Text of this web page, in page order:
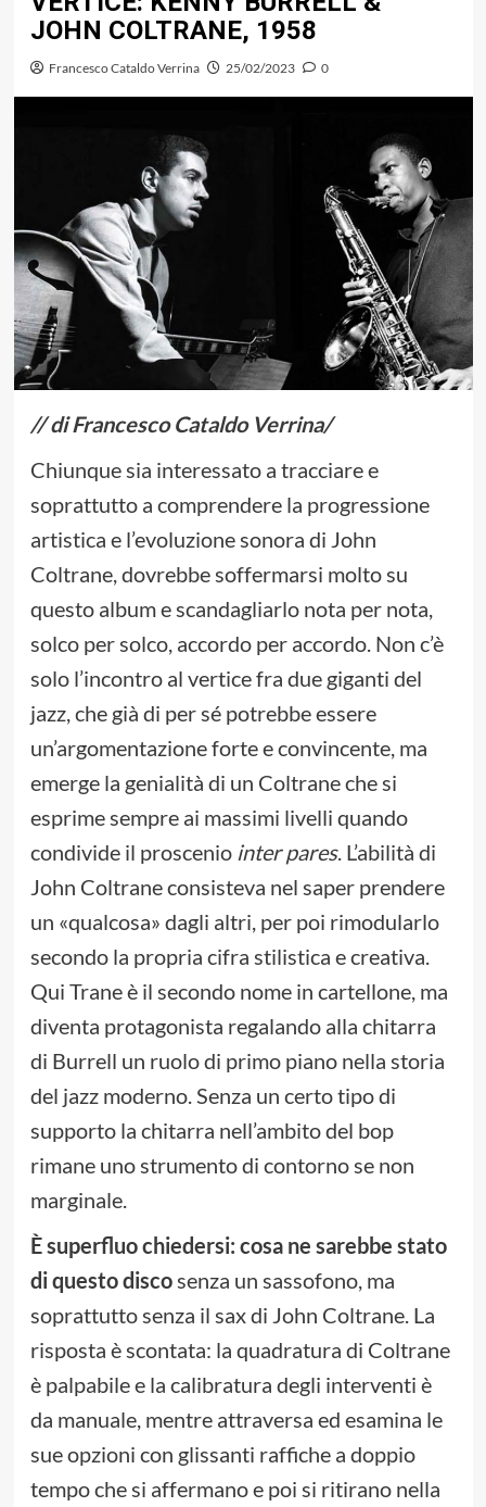
JOHN COLTRANE, 1958
Francesco Cataldo Verrina 25/02/2023 0
// di Francesco Cataldo Verrina/
Chiunque sia interessato a tracciare e
soprattutto a comprendere la progressione
artistica e l’evoluzione sonora di John
Coltrane, dovrebbe soffermarsi molto su
questo album e scandagliarlo nota per nota,
solco per solco, accordo per accordo. Non c’è
solo l’incontro al vertice fra due giganti del
jazz, che già di per sé potrebbe essere
un’argomentazione forte e convincente, ma
emerge la genialità di un Coltrane che si
esprime sempre ai massimi livelli quando
condivide il proscenio inter pares. L’abilità di
John Coltrane consisteva nel saper prendere
un «qualcosa» dagli altri, per poi rimodularlo
secondo la propria cifra stilistica e creativa.
Qui Trane è il secondo nome in cartellone, ma
diventa protagonista regalando alla chitarra
di Burrell un ruolo di primo piano nella storia
del jazz moderno. Senza un certo tipo di
supporto la chitarra nell’ambito del bop
rimane uno strumento di contorno se non
marginale.
È superfluo chiedersi: cosa ne sarebbe stato
di questo discosenza un sassofono, ma
soprattutto senza il sax di John Coltrane. La
risposta è scontata: la quadratura di Coltrane
è palpabile e la calibratura degli interventi è
da manuale, mentre attraversa ed esamina le
sue opzioni con glissanti raffiche a doppio
tempo che si affermano e poi si ritirano nella